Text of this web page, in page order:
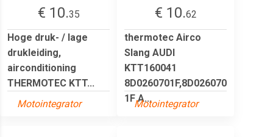
€ 10.35
Hoge druk- / lage
drukleiding,
airconditioning
THERMOTEC KTT...
Motointegrator
€ 10.62
thermotec Airco
Slang AUDI
KTT160041
8D0260701F,8D026070
1F A...
Motointegrator